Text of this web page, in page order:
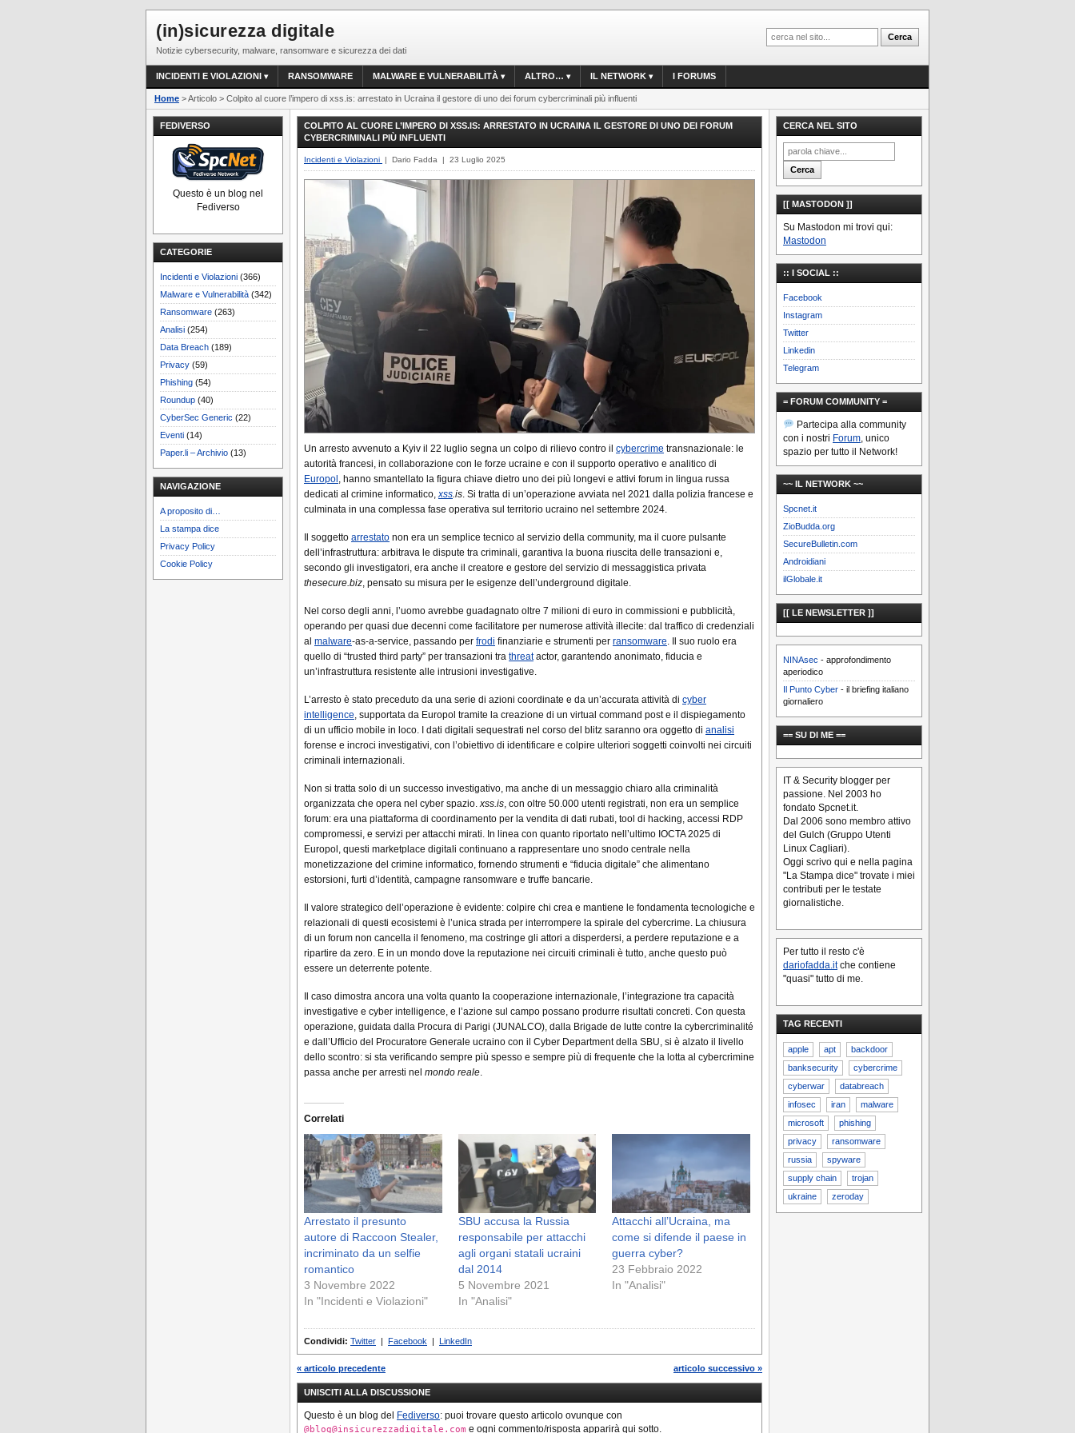
(in)sicurezza digitale
Notizie cybersecurity, malware, ransomware e sicurezza dei dati
INCIDENTI E VIOLAZIONI RANSOMWARE MALWARE E VULNERABILITÀ ALTRO… IL NETWORK I FORUMS
Home > Articolo > Colpito al cuore l’impero di xss.is: arrestato in Ucraina il gestore di uno dei forum cybercriminali più influenti
FEDIVERSO
Questo è un blog nel
Fediverso
CATEGORIE
Incidenti e Violazioni (366)
Malware e Vulnerabilità (342)
Ransomware (263)
Analisi (254)
Data Breach (189)
Privacy (59)
Phishing (54)
Roundup (40)
CyberSec Generic (22)
Eventi (14)
Paper.li – Archivio (13)
NAVIGAZIONE
A proposito di…
La stampa dice
Privacy Policy
Cookie Policy
COLPITO AL CUORE L’IMPERO DI XSS.IS: ARRESTATO IN UCRAINA IL GESTORE DI UNO DEI FORUM
CYBERCRIMINALI PIÙ INFLUENTI
Incidenti e Violazioni | Dario Fadda | 23 Luglio 2025
Un arresto avvenuto a Kyiv il 22 luglio segna un colpo di rilievo contro il cybercrime transnazionale: le
autorità francesi, in collaborazione con le forze ucraine e con il supporto operativo e analitico di
Europol , hanno smantellato la figura chiave dietro uno dei più longevi e attivi forum in lingua russa
dedicati al crimine informatico,xss.is. Si tratta di un’operazione avviata nel 2021 dalla polizia francese e
culminata in una complessa fase operativa sul territorio ucraino nel settembre 2024.
Il soggetto arrestato non era un semplice tecnico al servizio della community, ma il cuore pulsante
dell’infrastruttura: arbitrava le dispute tra criminali, garantiva la buona riuscita delle transazioni e,
secondo gli investigatori, era anche il creatore e gestore del servizio di messaggistica privata
thesecure.biz, pensato su misura per le esigenze dell’underground digitale.
Nel corso degli anni, l’uomo avrebbe guadagnato oltre 7 milioni di euro in commissioni e pubblicità,
operando per quasi due decenni come facilitatore per numerose attività illecite: dal traffico di credenziali
al malware-as-a-service, passando per frodi finanziarie e strumenti per ransomware. Il suo ruolo era
quello di “trusted third party” per transazioni tra threatactor, garantendo anonimato, fiducia e
un’infrastruttura resistente alle intrusioni investigative.
L’arresto è stato preceduto da una serie di azioni coordinate e da un’accurata attività di cyber
intelligence, supportata da Europol tramite la creazione di un virtual command post e il dispiegamento
di un ufficio mobile in loco. I dati digitali sequestrati nel corso del blitz saranno ora oggetto di analisi
forense e incroci investigativi, con l’obiettivo di identificare e colpire ulteriori soggetti coinvolti nei circuiti
criminali internazionali.
Non si tratta solo di un successo investigativo, ma anche di un messaggio chiaro alla criminalità
organizzata che opera nel cyber spazio.xss.is, con oltre 50.000 utenti registrati, non era un semplice
forum: era una piattaforma di coordinamento per la vendita di dati rubati, tool di hacking, accessi RDP
compromessi, e servizi per attacchi mirati. In linea con quanto riportato nell’ultimo IOCTA 2025 di
Europol, questi marketplace digitali continuano a rappresentare uno snodo centrale nella
monetizzazione del crimine informatico, fornendo strumenti e “fiducia digitale” che alimentano
estorsioni, furti d’identità, campagne ransomware e truffe bancarie.
Il valore strategico dell’operazione è evidente: colpire chi crea e mantiene le fondamenta tecnologiche e
relazionali di questi ecosistemi è l’unica strada per interrompere la spirale del cybercrime. La chiusura
di un forum non cancella il fenomeno, ma costringe gli attori a disperdersi, a perdere reputazione e a
ripartire da zero. E in un mondo dove la reputazione nei circuiti criminali è tutto, anche questo può
essere un deterrente potente.
Il caso dimostra ancora una volta quanto la cooperazione internazionale, l’integrazione tra capacità
investigative e cyber intelligence, e l’azione sul campo possano produrre risultati concreti. Con questa
operazione, guidata dalla Procura di Parigi (JUNALCO), dalla Brigade de lutte contre la cybercriminalité
e dall’Ufficio del Procuratore Generale ucraino con il Cyber Department della SBU, si è alzato il livello
dello scontro: si sta verificando sempre più spesso e sempre più di frequente che la lotta al cybercrimine
passa anche per arresti nel mondo reale.
Correlati
Arrestato il presunto
autore di Raccoon Stealer,
incriminato da un selfie
romantico
3 Novembre 2022
In "Incidenti e Violazioni"
SBU accusa la Russia
responsabile per attacchi
agli organi statali ucraini
dal 2014
5 Novembre 2021
In "Analisi"
Attacchi all’Ucraina, ma
come si difende il paese in
guerra cyber?
23 Febbraio 2022
In "Analisi"
Condividi: Twitter | Facebook | LinkedIn
« articolo precedente articolo successivo »
UNISCITI ALLA DISCUSSIONE
Questo è un blog del Fediverso: puoi trovare questo articolo ovunque con
@blog@insicurezzadigitale.com e ogni commento/risposta apparirà qui sotto.
CERCA NEL SITO
[[ MASTODON ]]
Su Mastodon mi trovi qui:
Mastodon
:: I SOCIAL ::
Facebook
Instagram
Twitter
Linkedin
Telegram
= FORUM COMMUNITY =
Partecipa alla community
con i nostri Forum, unico
spazio per tutto il Network!
~~ IL NETWORK ~~
Spcnet.it
ZioBudda.org
SecureBulletin.com
Androidiani
ilGlobale.it
[[ LE NEWSLETTER ]]
NINAsec - approfondimento
aperiodico
Il Punto Cyber - il briefing italiano
giornaliero
== SU DI ME ==
IT & Security blogger per
passione. Nel 2003 ho
fondato Spcnet.it.
Dal 2006 sono membro attivo
del Gulch (Gruppo Utenti
Linux Cagliari).
Oggi scrivo qui e nella pagina
"La Stampa dice" trovate i miei
contributi per le testate
giornalistiche.
Per tutto il resto c'è
dariofadda.itche contiene
"quasi" tutto di me.
TAG RECENTI
apple apt
backdoor
banksecurity
cybercrime
cyberwar
databreach
infosec
iran
malware
microsoft
phishing
privacy
ransomware
russia
spyware
supply chain
trojan
ukraine
zeroday